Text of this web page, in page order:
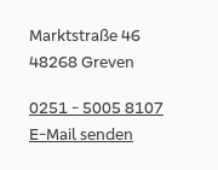
Marktstraße 46
48268 Greven
0251 - 5005 8107
E-Mail senden